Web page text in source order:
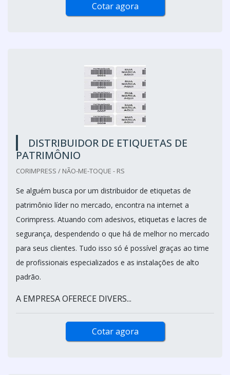
Cotar agora
DISTRIBUIDOR DE ETIQUETAS DE
PATRIMÔNIO
CORIMPRESS / NÃO-ME-TOQUE - RS
Se alguém busca por um distribuidor de etiquetas de
patrimônio líder no mercado, encontra na internet a
Corimpress. Atuando com adesivos, etiquetas e lacres de
segurança, despendendo o que há de melhor no mercado
para seus clientes. Tudo isso só é possível graças ao time
de profissionais especializados e as instalações de alto
padrão.
A EMPRESA OFERECE DIVERS...
Cotar agora